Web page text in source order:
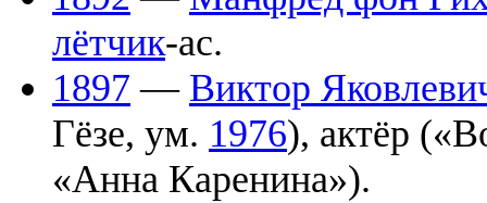
лётчик-ас.
1897 — Виктор
Гёзе, ум. 1976), актёр
«Анна Каренина»).